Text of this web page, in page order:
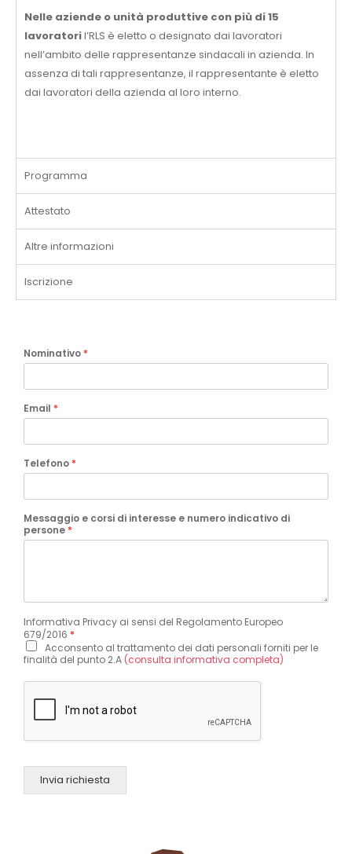
Nelle aziende o unità produttive con più di 15
lavoratoril’RLS è eletto o designato dai lavoratori
nell’ambito delle rappresentanze sindacali in azienda. In
assenza di tali rappresentanze, il rappresentante è eletto
dai lavoratori della azienda al loro interno.
Programma
Attestato
Altre informazioni
Iscrizione
Nominativo *
Email *
Telefono *
Messaggio e corsi di interesse e numero indicativo di
persone *
Informativa Privacy ai sensi del Regolamento Europeo
679/2016 *
Acconsento al trattamento dei dati personali forniti per le
finalità del punto 2.A (consulta informativa completa)
Invia richiesta